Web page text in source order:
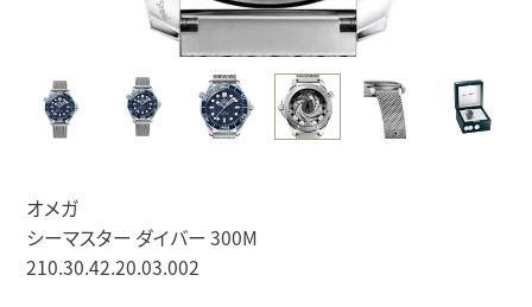
オメガ
シーマスター ダイバー 300M
210.30.42.20.03.002